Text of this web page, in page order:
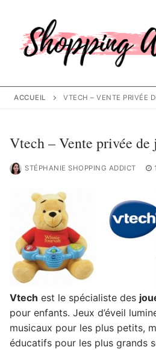
contenu
Rechercher :
ACCUEIL VTECH – VENTE PRIVÉE
Vtech – Vente privée de
STÉPHANIE SHOPPING ADDICT
Vtech est le spécialiste des
pour enfants. Jeux d’éveil
musicaux pour les plus petits,
éducatifs pour les plus grands